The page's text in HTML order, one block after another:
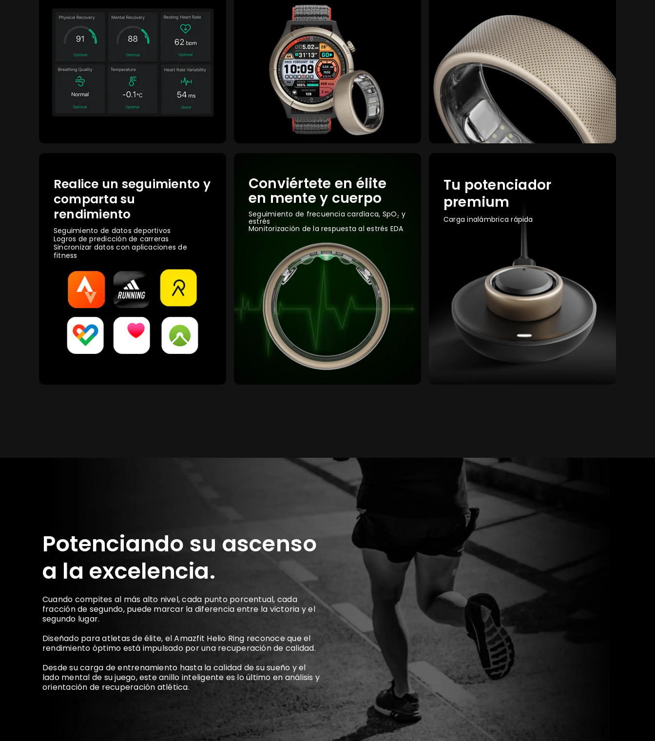
Realice un seguimiento y
comparta su
rendimiento
Seguimiento de datos deportivos
Logros de predicción de carreras
Sincronizar datos con aplicaciones de
fitness
Conviértete en élite
en mente y cuerpo
Seguimiento de frecuencia cardíaca, SpO₂ y
estrés
Monitorización de la respuesta al estrés EDA
Tu potenciador
premium
Carga inalámbrica rápida
Potenciando su ascenso
a la excelencia.
Cuando compites al más alto nivel, cada punto porcentual, cada
fracción de segundo, puede marcar la diferencia entre la victoria y el
segundo lugar.
Diseñado para atletas de élite, el Amazfit Helio Ring reconoce que el
rendimiento óptimo está impulsado por una recuperación de calidad.
Desde su carga de entrenamiento hasta la calidad de su sueño y el
lado mental de su juego, este anillo inteligente es lo último en análisis y
orientación de recuperación atlética.